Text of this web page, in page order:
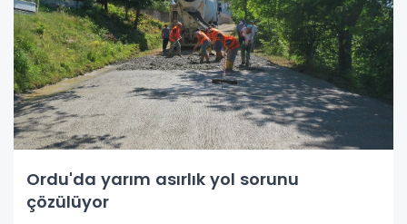
Ordu'da yarım asırlık yol sorunu
çözülüyor